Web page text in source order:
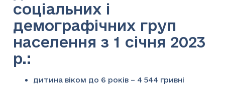
соціальних і
демографічних груп
населення з 1 січня 2023
р.:
дитина віком до 6 років – 4 544 гривні